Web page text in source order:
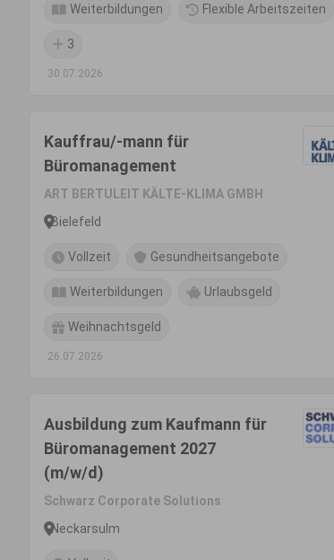
Weiterbildungen Flexible Arbeitszeiten
3
30.07.2026
Kauffrau/-mann für
Büromanagement
ART BERTULEIT KÄLTE-KLIMA GMBH
Bielefeld
Vollzeit Gesundheitsangebote
Weiterbildungen Urlaubsgeld
Weihnachtsgeld
26.07.2026
Ausbildung zum Kaufmann für
Büromanagement 2027
(m/w/d)
Schwarz Corporate Solutions
Neckarsulm